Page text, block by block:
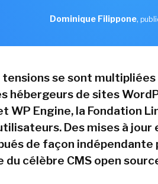
Dominique Filippone,
tensions se sont
hébergeurs de sites
WP Engine, la Fondation
Des mises à jour
de façon indépendante
célèbre CMS open